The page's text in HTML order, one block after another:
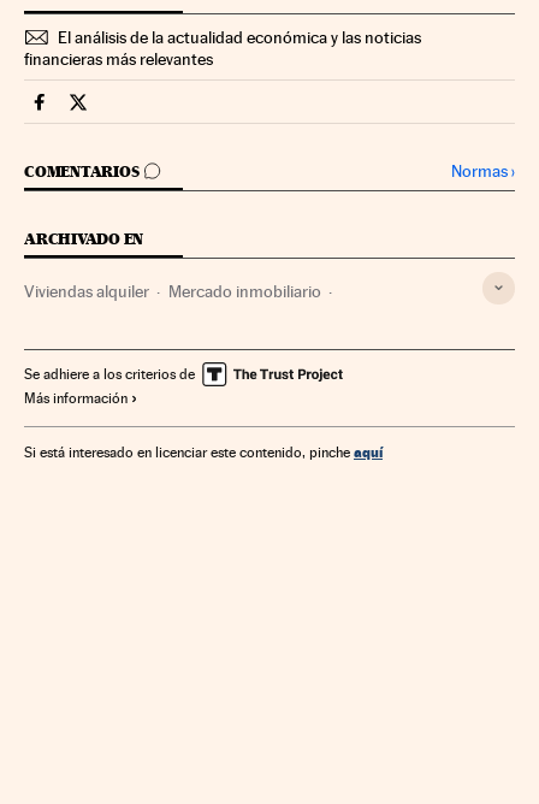
El análisis de la actualidad económica y las noticias
financieras más relevantes
Economia Cinco Días en Facebook
Economia Cinco Días en Twitter
COMENTARIOS
IR A LOS COMENTARIOS Normas›
ARCHIVADO EN
Viviendas alquiler Mercado inmobiliario
Urbanismo
Se adhiere a los criterios de
Más información
Si está interesado en licenciar este contenido, pinche aquí